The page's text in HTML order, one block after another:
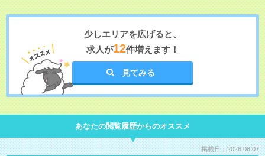
少しエリアを広げると、
求人が12件増えます！
見てみる
あなたの閲覧履歴からのオススメ
掲載日：2026.08.07